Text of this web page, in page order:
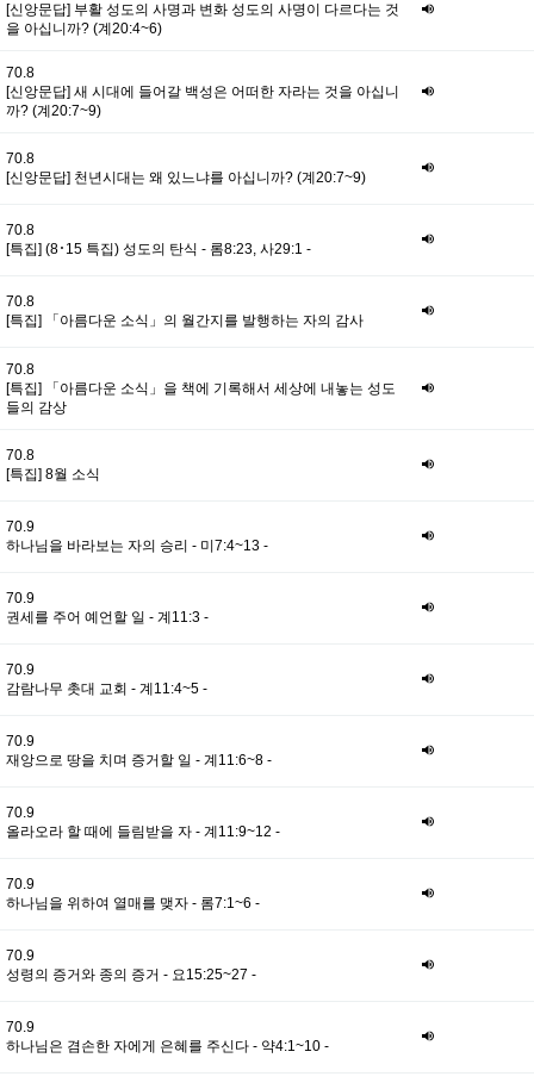
[신앙문답] 부활 성도의 사명과 변화 성도의 사명이 다르다는 것
을 아십니까? (계20:4~6)
70.8
[신앙문답] 새 시대에 들어갈 백성은 어떠한 자라는 것을 아십니
까? (계20:7~9)
70.8
[신앙문답] 천년시대는 왜 있느냐를 아십니까? (계20:7~9)
70.8
[특집] (8･15 특집) 성도의 탄식 - 롬8:23, 사29:1 -
70.8
[특집] 「아름다운 소식」의 월간지를 발행하는 자의 감사
70.8
[특집] 「아름다운 소식」을 책에 기록해서 세상에 내놓는 성도
들의 감상
70.8
[특집] 8월 소식
70.9
하나님을 바라보는 자의 승리 - 미7:4~13 -
70.9
권세를 주어 예언할 일 - 계11:3 -
70.9
감람나무 촛대 교회 - 계11:4~5 -
70.9
재앙으로 땅을 치며 증거할 일 - 계11:6~8 -
70.9
올라오라 할 때에 들림받을 자 - 계11:9~12 -
70.9
하나님을 위하여 열매를 맺자 - 롬7:1~6 -
70.9
성령의 증거와 종의 증거 - 요15:25~27 -
70.9
하나님은 겸손한 자에게 은혜를 주신다 - 약4:1~10 -